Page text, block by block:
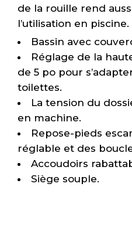
de la rouille rend
l’utilisation en piscine.
Bassin avec
Réglage de la
de 5 po pour
toilettes.
La tension du
en machine.
Repose-pieds
réglable et des
Accoudoirs
Siège souple.